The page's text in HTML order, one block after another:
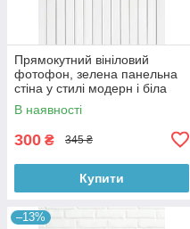
Прямокутний вініловий
фотофон, зелена панельна
стіна у стилі модерн і біла
дерев’яна підлога 60×90 см,
№57109
В наявності
300 ₴ 345 ₴
Купити
–13%